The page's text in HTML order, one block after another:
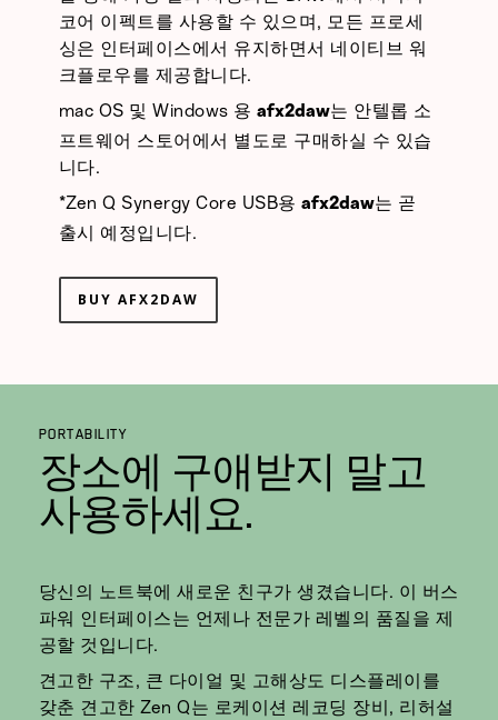
코어 이펙트를 사용할 수 있으며, 모든 프로세
싱은 인터페이스에서 유지하면서 네이티브 워
크플로우를 제공합니다.
mac OS 및 Windows 용afx2daw는 안텔롭 소
프트웨어 스토어에서 별도로 구매하실 수 있습
니다.
*Zen Q Synergy Core USB용afx2daw는 곧
출시 예정입니다.
BUY AFX2DAW
PORTABILITY
장소에 구애받지 말고
사용하세요.
당신의 노트북에 새로운 친구가 생겼습니다. 이 버스
파워 인터페이스는 언제나 전문가 레벨의 품질을 제
공할 것입니다.
견고한 구조, 큰 다이얼 및 고해상도 디스플레이를
갖춘 견고한 Zen Q는 로케이션 레코딩 장비, 리허설